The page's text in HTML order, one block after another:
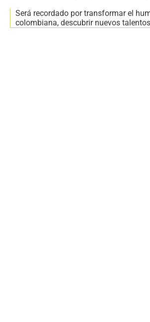
Será recordado por transformar el
colombiana, descubrir nuevos talentos